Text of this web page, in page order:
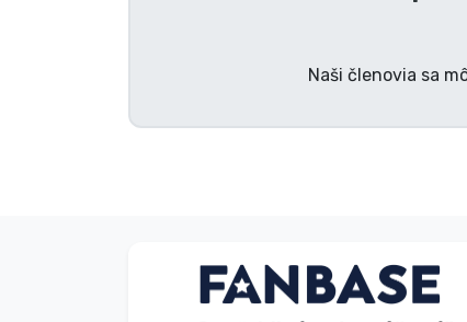
Naši členovia sa
Anonymný